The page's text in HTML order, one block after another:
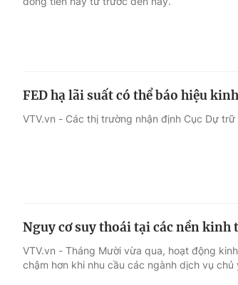
FED hạ lãi suất có thể báo hiệu
VTV.vn - Các thị trường nhận định Cục Dự
Nguy cơ suy thoái tại các nền kinh
VTV.vn - Tháng Mười vừa qua, hoạt động
chậm hơn khi nhu cầu các ngành dịch vụ